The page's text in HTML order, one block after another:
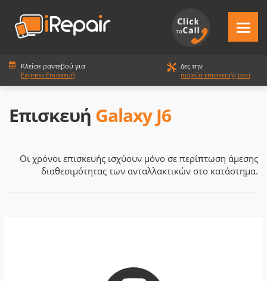
Κλείσε ραντεβού για
Express Επισκευή
Δες την
πορεία επισκευής σου
Επισκευή Galaxy J6
Οι χρόνοι επισκευής ισχύουν μόνο σε περίπτωση άμεσης
διαθεσιμότητας των ανταλλακτικών στο κατάστημα.